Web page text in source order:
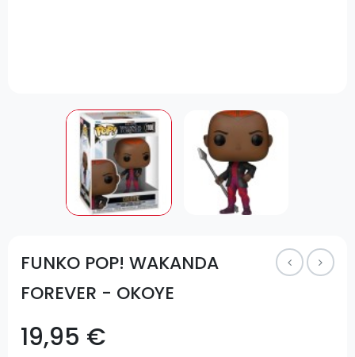
FUNKO POP! WAKANDA
FOREVER - OKOYE
19,95 €